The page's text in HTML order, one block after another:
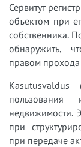
Сервитут
объектом при
собственника.
обнаружить,
правом прохода
Kasutusvaldus
недвижимости.
при
при передаче